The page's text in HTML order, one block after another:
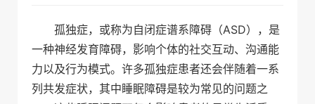
孤独症，或称为自闭症谱系障碍（ASD），是
一种神经发育障碍，影响个体的社交互动、沟通能
力以及行为模式。许多孤独症患者还会伴随着一系
列共发症状，其中睡眠障碍是较为常见的问题之